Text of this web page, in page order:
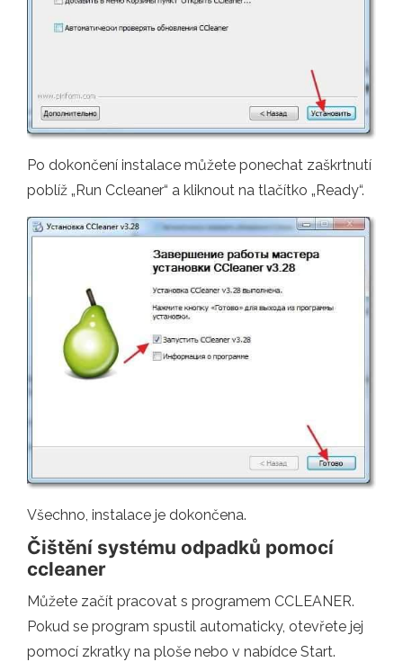
Po dokončení instalace můžete ponechat zaškrtnutí
poblíž „Run Ccleaner“ a kliknout na tlačítko „Ready“.
Všechno, instalace je dokončena.
Čištění systému odpadků pomocí
ccleaner
Můžete začít pracovat s programem CCLEANER.
Pokud se program spustil automaticky, otevřete jej
pomocí zkratky na ploše nebo v nabídce Start.